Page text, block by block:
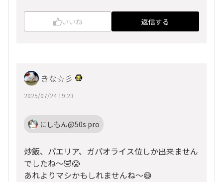
いいね 返信する
きな☆彡
2025/07/24 19:23
にしもん@50s pro
炒飯、パエリア、ガパオライス位しか出来ません
でしたね〜🤣😱
あれよりマシかもしれませんね〜😅